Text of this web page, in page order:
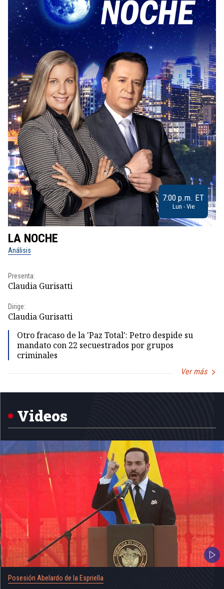
7:00 p.m. ET
Lun - Vie
LA NOCHE
Análisis
Presenta:
Claudia Gurisatti
Dirige:
Claudia Gurisatti
Otro fracaso de la 'Paz Total': Petro despide su
mandato con 22 secuestrados por grupos
criminales
Ver más
Videos
Posesión Abelardo de la Espriella